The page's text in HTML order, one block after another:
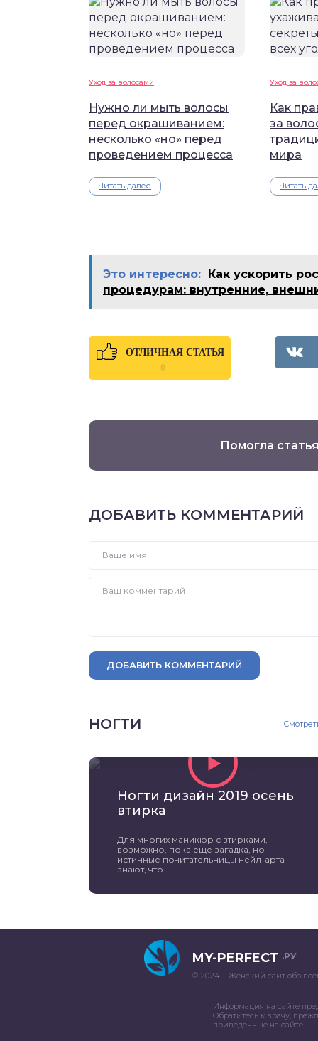
Уход за волосами
Нужно ли мыть волосы
перед окрашиванием:
несколько «но» перед
проведением процесса
Читать далее
Уход за
Как
за
мира
Читать
Это интересно: Как ускорить
процедурам: внутренние,
ОТЛИЧНАЯ СТАТЬЯ
0
Помогла
ДОБАВИТЬ КОММЕНТАРИЙ
ДОБАВИТЬ КОММЕНТАРИЙ
НОГТИ
Ногти дизайн 2019 осень
втирка
Для многих маникюр с втирками,
возможно, пока еще загадка, но
истинные почитательницы нейл-арта
знают, что ...
MY-PERFECT .РУ
© 2024 – Женский сайт обо
Информация на сайте
Обратитесь к врачу,
приведенные на сайте.